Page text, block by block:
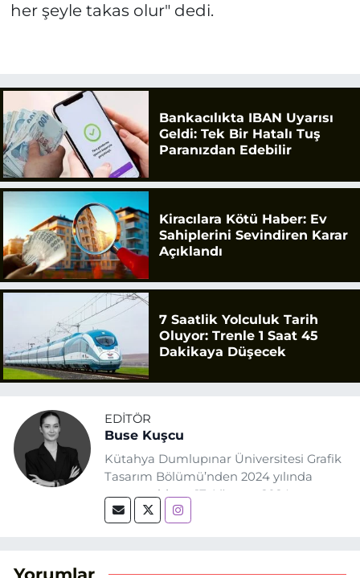
her şeyle takas olur" dedi.
Bankacılıkta IBAN Uyarısı
Geldi: Tek Bir Hatalı Tuş
Paranızdan Edebilir
Kiracılara Kötü Haber: Ev
Sahiplerini Sevindiren Karar
Açıklandı
7 Saatlik Yolculuk Tarih
Oluyor: Trenle 1 Saat 45
Dakikaya Düşecek
EDITÖR
Buse Kuşcu
Kütahya Dumlupınar Üniversitesi Grafik
Tasarım Bölümü’nden 2024 yılında
mezun oldum. 17 Ağustos 2024
tarihinde, Grafik Tasarım alanında staj